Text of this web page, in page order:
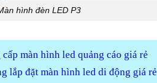
hình đèn LED P3
cấp màn hình led quảng cáo giá rẻ
lắp đặt màn hình led di động giá rẻ